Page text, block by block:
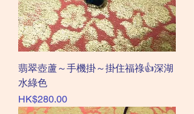
翡翠壺蘆～手機掛～掛住福祿👍深湖
水綠色
價格
HK$280.00